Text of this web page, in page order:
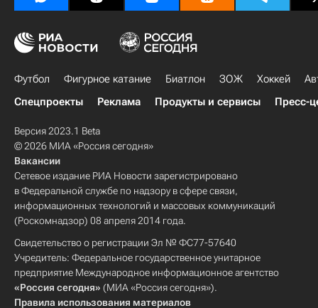
Футбол Фигурное катание Биатлон ЗОЖ Хоккей
Спецпроекты
Реклама Продукты и сервисы Пресс-
Версия 2023.1 Beta
© 2026 МИА «Россия сегодня»
Вакансии
Сетевое издание РИА Новости зарегистрировано
в Федеральной службе по надзору в сфере связи,
информационных технологий и массовых коммуникаций
(Роскомнадзор) 08 апреля 2014 года.
Свидетельство о регистрации Эл № ФС77-57640
Учредитель: Федеральное государственное унитарное
предприятие Международное информационное агентство
«Россия сегодня» (МИА «Россия сегодня»).
Правила использования материалов